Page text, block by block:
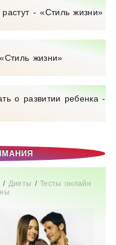
- «Стиль жизни»
жизни»
о развитии ребенка -
/ Диеты /Тесты онлайн